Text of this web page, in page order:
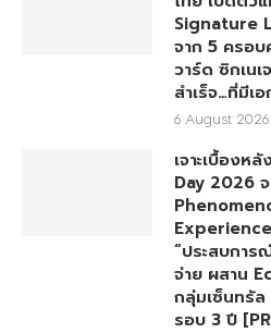
Signature
จาก 5 ครอบ
วาร์ด ซิกเนเ
สำเร็จ…ที่มีเ
6 August 2026
เจาะเบื้องห
Day 2026
“ประสบการ
จ่าย ผสาน
กลุ่มเซ็นทรั
รอบ 3 ปี